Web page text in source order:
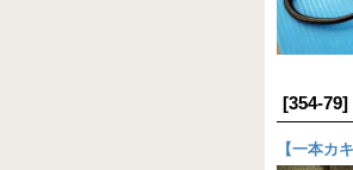
[354-
【一本カキ